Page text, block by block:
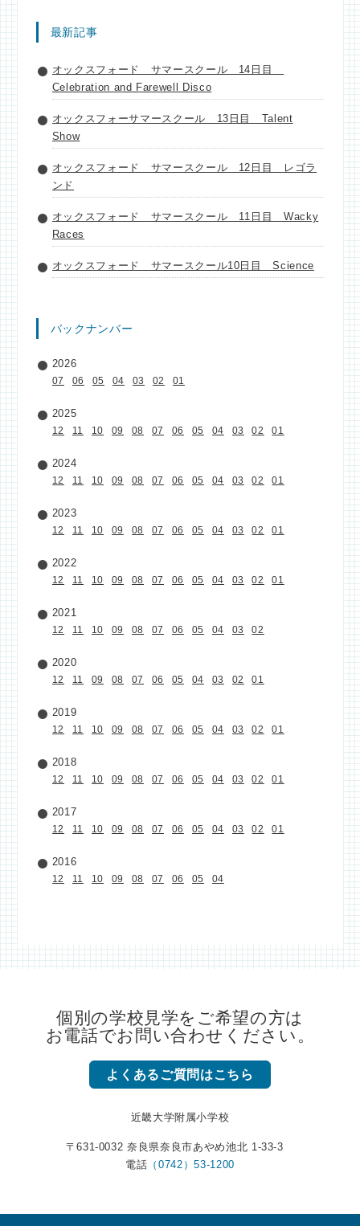
最新記事
オックスフォード サマースクール 14日目
Celebration and Farewell Disco
オックスフォーサマースクール 13日目 Talent
Show
オックスフォード サマースクール 12日目 レゴラ
ンド
オックスフォード サマースクール 11日目 Wacky
Races
オックスフォード サマースクール10日目 Science
バックナンバー
2026
07 06 05 04 03 02 01
2025
12 11 10 09 08 07 06 05 04 03 02 01
2024
12 11 10 09 08 07 06 05 04 03 02 01
2023
12 11 10 09 08 07 06 05 04 03 02 01
2022
12 11 10 09 08 07 06 05 04 03 02 01
2021
12 11 10 09 08 07 06 05 04 03 02
2020
12 11 09 08 07 06 05 04 03 02 01
2019
12 11 10 09 08 07 06 05 04 03 02 01
2018
12 11 10 09 08 07 06 05 04 03 02 01
2017
12 11 10 09 08 07 06 05 04 03 02 01
2016
12 11 10 09 08 07 06 05 04
個別の学校見学をご希望の方は
お電話でお問い合わせください。
よくあるご質問はこちら
近畿大学附属小学校
〒631-0032 奈良県奈良市あやめ池北 1-33-3
電話 （0742）53-1200